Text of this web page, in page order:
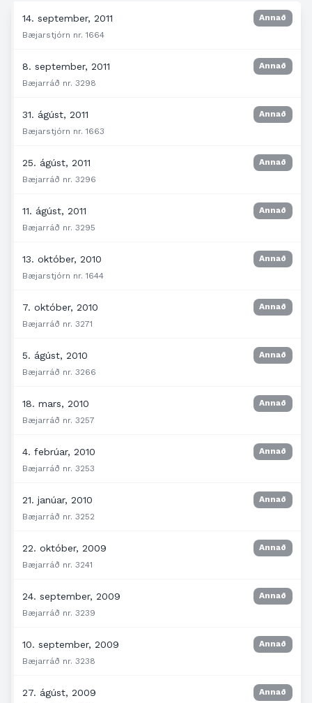
14. september, 2011
Annað
Bæjarstjórn nr. 1664
8. september, 2011
Annað
Bæjarráð nr. 3298
31. ágúst, 2011
Annað
Bæjarstjórn nr. 1663
25. ágúst, 2011
Annað
Bæjarráð nr. 3296
11. ágúst, 2011
Annað
Bæjarráð nr. 3295
13. október, 2010
Annað
Bæjarstjórn nr. 1644
7. október, 2010
Annað
Bæjarráð nr. 3271
5. ágúst, 2010
Annað
Bæjarráð nr. 3266
18. mars, 2010
Annað
Bæjarráð nr. 3257
4. febrúar, 2010
Annað
Bæjarráð nr. 3253
21. janúar, 2010
Annað
Bæjarráð nr. 3252
22. október, 2009
Annað
Bæjarráð nr. 3241
24. september, 2009
Annað
Bæjarráð nr. 3239
10. september, 2009
Annað
Bæjarráð nr. 3238
27. ágúst, 2009
Annað